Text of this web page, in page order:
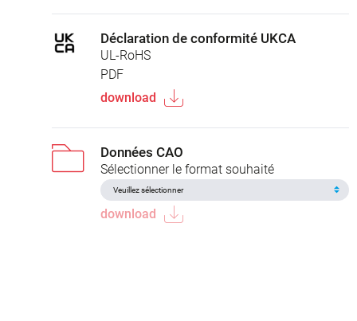
Déclaration de conformité UKCA
UL-RoHS
PDF
download
Données CAO
Sélectionner le format souhaité
download